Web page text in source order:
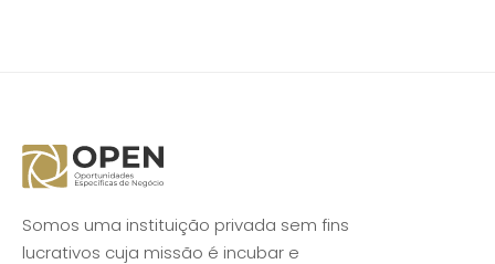
Somos uma instituição privada sem fins
lucrativos cuja missão é incubar e